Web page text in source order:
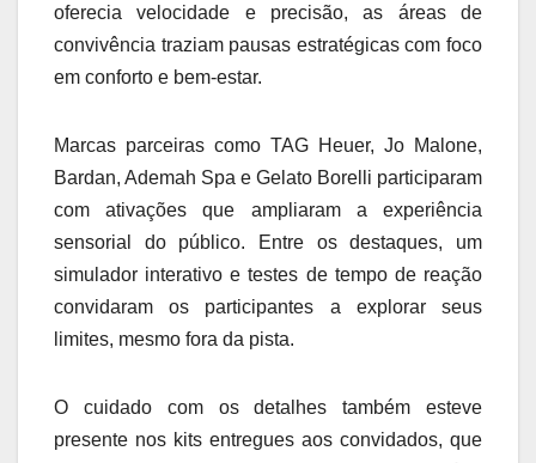
oferecia velocidade e precisão, as áreas de
convivência traziam pausas estratégicas com foco
em conforto e bem-estar.
Marcas parceiras como TAG Heuer, Jo Malone,
Bardan, Ademah Spa e Gelato Borelli participaram
com ativações que ampliaram a experiência
sensorial do público. Entre os destaques, um
simulador interativo e testes de tempo de reação
convidaram os participantes a explorar seus
limites, mesmo fora da pista.
O cuidado com os detalhes também esteve
presente nos kits entregues aos convidados, que